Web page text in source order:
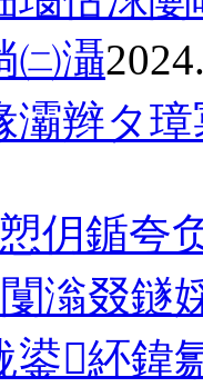
㈡灄
灞辫タ
仴鍎夸
滃叕鐩
鍙紑鍏